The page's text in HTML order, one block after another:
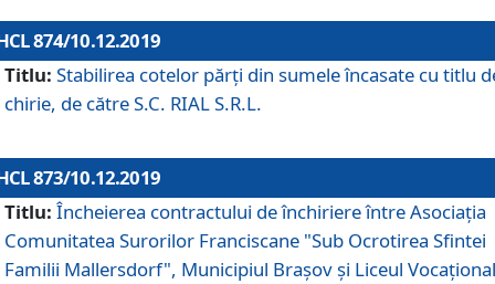
874/10.12.2019
Titlu: Stabilirea cotelor părți din sumele încasate cu titlu
chirie, de către S.C. RIAL S.R.L.
873/10.12.2019
Titlu: Încheierea contractului de închiriere între Asociația
Comunitatea Surorilor Franciscane "Sub Ocrotirea Sfintei
Familii Mallersdorf", Municipiul Braşov şi Liceul